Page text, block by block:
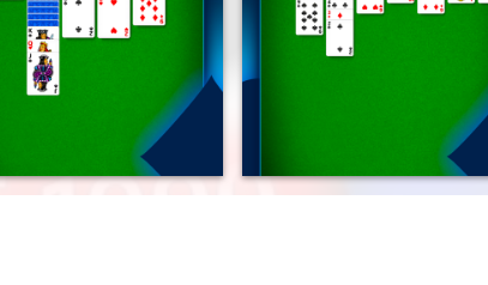
je voortgang op te slaan, prijzen te verzamelen en op
Collection de perfecte app voor iedereen.